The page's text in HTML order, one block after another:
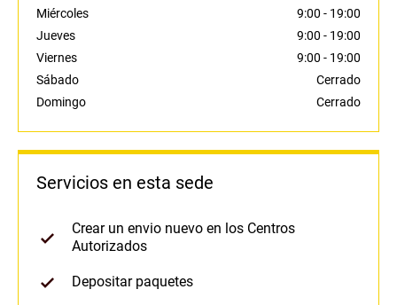
Miércoles
9:00 - 19:00
Jueves
9:00 - 19:00
Viernes
9:00 - 19:00
Sábado
Cerrado
Domingo
Cerrado
Servicios en esta sede
Crear un envio nuevo en los Centros
Autorizados
Depositar paquetes